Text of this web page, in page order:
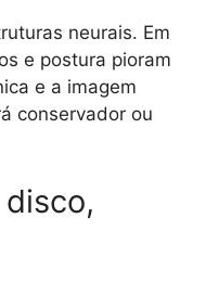
neurais. Em
e postura pioram
e a imagem
conservador ou